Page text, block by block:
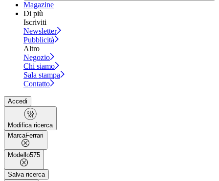
Magazine
Di più
Iscriviti
Newsletter
Pubblicità
Altro
Negozio
Chi siamo
Sala stampa
Contatto
Accedi
Modifica ricerca
MarcaFerrari
Modello575
Salva ricerca